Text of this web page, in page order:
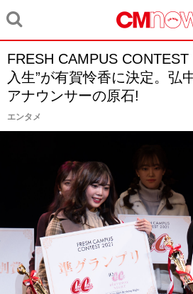
FRESH CAMPUS
入生”が有賀怜香に決定。弘
アナウンサーの原石!
エンタメ